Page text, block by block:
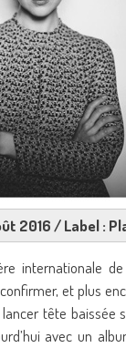
2016 / Label :
internationale
et plus
tête
avec un